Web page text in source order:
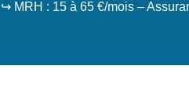
↪️ MRH : 15 à 65 €/mois –